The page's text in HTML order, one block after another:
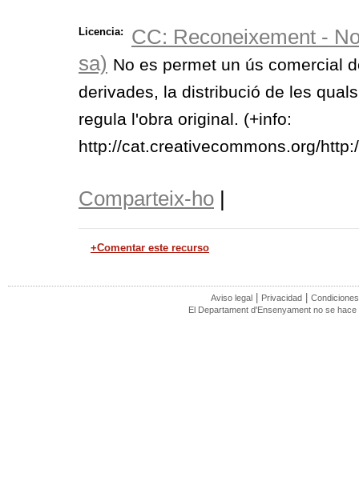
Licencia:
CC: Reconeixement -
sa) No es permet un ús comercial
derivades, la distribució de les
regula l'obra original. (+info:
http://cat.creativecommons.org/
Comparteix-ho |
+Comentar este recurso
Aviso legal | Privacidad |
El Departament d'Ensenyament no se